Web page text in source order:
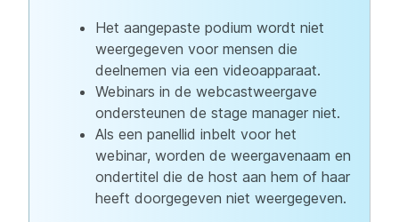
Het aangepaste podium wordt niet
weergegeven voor mensen die
deelnemen via een videoapparaat.
Webinars in de webcastweergave
ondersteunen de stage manager niet.
Als een panellid inbelt voor het
webinar, worden de weergavenaam en
ondertitel die de host aan hem of haar
heeft doorgegeven niet weergegeven.